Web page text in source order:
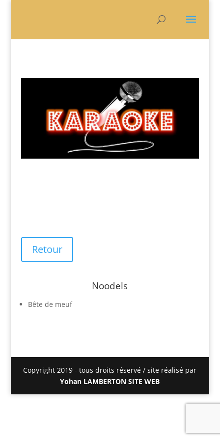
Retour
Noodels
Bête de meuf
Copyright 2019 - tous droits réservé / site réalisé par
Yohan LAMBERTON SITE WEB